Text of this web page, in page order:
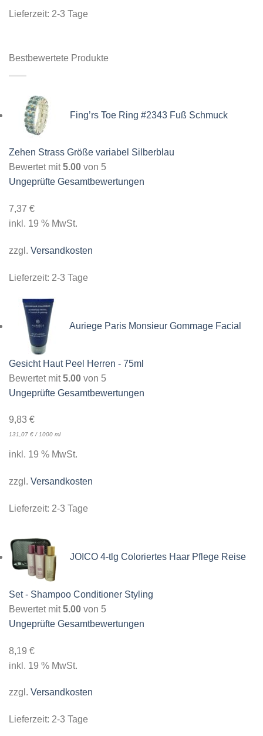
Lieferzeit: 2-3 Tage
Bestbewertete Produkte
Fing’rs Toe Ring #2343 Fuß Schmuck
Zehen Strass Größe variabel Silberblau
Bewertet mit5.00 von 5
Ungeprüfte Gesamtbewertungen
7,37 €
inkl. 19 % MwSt.
zzgl. Versandkosten
Lieferzeit: 2-3 Tage
Auriege Paris Monsieur Gommage Facial
Gesicht Haut Peel Herren - 75ml
Bewertet mit5.00 von 5
Ungeprüfte Gesamtbewertungen
9,83 €
131,07 €/1000 ml
inkl. 19 % MwSt.
zzgl. Versandkosten
Lieferzeit: 2-3 Tage
JOICO 4-tlg Coloriertes Haar Pflege Reise
Set - Shampoo Conditioner Styling
Bewertet mit5.00 von 5
Ungeprüfte Gesamtbewertungen
8,19 €
inkl. 19 % MwSt.
zzgl. Versandkosten
Lieferzeit: 2-3 Tage